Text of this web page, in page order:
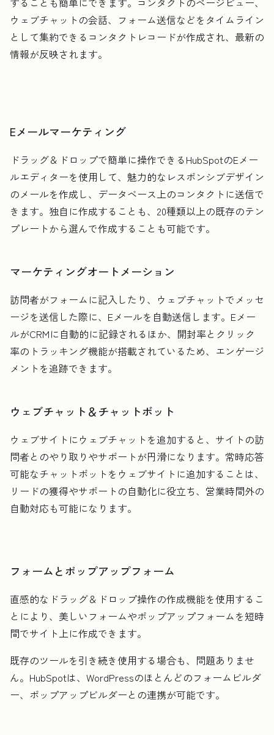
ウェブチャットの会話、フォーム送信などをタイムライン
として集約できるコンタクトレコードが作成され、最新の
情報が反映されます。
Eメールマーケティング
ドラッグ＆ドロップで簡単に操作できるHubSpotのEメー
ルエディターを使用して、魅力的なレスポンシブデザイン
のメールを作成し、データベース上のコンタクトに送信で
きます。独自に作成することも、20種類以上の既存のテン
プレートから選んで作成することも可能です。
マーケティングオートメーション
訪問者がフォームに記入したり、ウェブチャットでメッセ
ージを送信した際に、Eメールを自動送信します。Eメー
ルがCRMに自動的に記録されるほか、開封率とクリック
率のトラッキング機能が搭載されているため、エンゲージ
メントを追跡できます。
ウェブチャット＆チャットボット
ウェブサイトにウェブチャットを追加すると、サイトの訪
問者とのやり取りやサポートが円滑になります。常時応答
可能なチャットボットをウェブサイトに追加することは、
リードの獲得やサポートの自動化に役立ち、営業時間外の
自動対応も可能になります。
フォームとポップアップフォーム
直感的なドラッグ＆ドロップ操作の作成機能を使用するこ
とにより、美しいフォームやポップアップフォームを短時
間でサイト上に作成できます。
既存のツールを引き続き使用する場合も、問題ありませ
ん。HubSpotは、WordPressのほとんどのフォームビルダ
ー、ポップアップビルダーとの連携が可能です。